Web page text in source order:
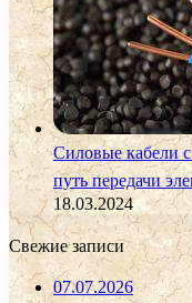
Силовые кабели
путь передачи
18.03.2024
Свежие записи
07.07.2026